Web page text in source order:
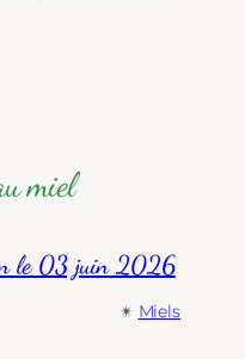
miel
le 03 juin 2026
✴︎ Miels